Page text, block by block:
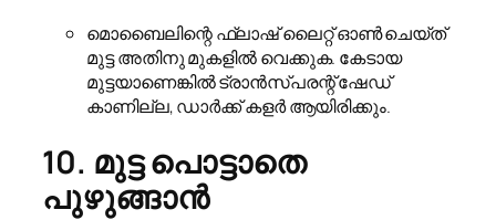
മൊബൈലിന്റെ ഫ്ലാഷ് ലൈറ്റ് ഓൺ ചെയ്ത്
മുട്ട അതിനു മുകളിൽ വെക്കുക. കേടായ
മുട്ടയാണെങ്കിൽ ട്രാൻസ്പരന്റ് ഷേഡ്
കാണില്ല, ഡാർക്ക് കളർ ആയിരിക്കും.
10. മുട്ട പൊട്ടാതെ
പുഴുങ്ങാൻ